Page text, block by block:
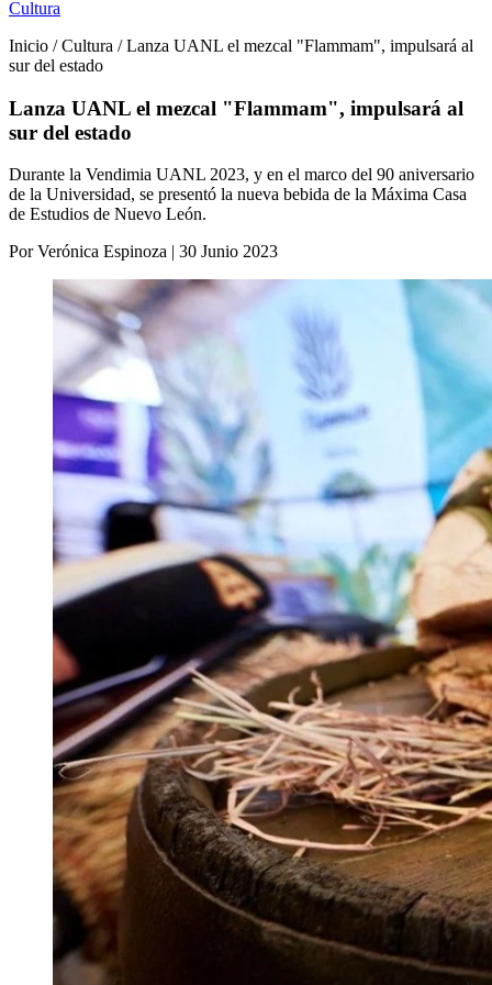
Cultura
Inicio / Cultura / Lanza UANL el mezcal "Flammam", impulsará al
sur del estado
Lanza UANL el mezcal "Flammam", impulsará al
sur del estado
Durante la Vendimia UANL 2023, y en el marco del 90 aniversario
de la Universidad, se presentó la nueva bebida de la Máxima Casa
de Estudios de Nuevo León.
Por Verónica Espinoza | 30 Junio 2023